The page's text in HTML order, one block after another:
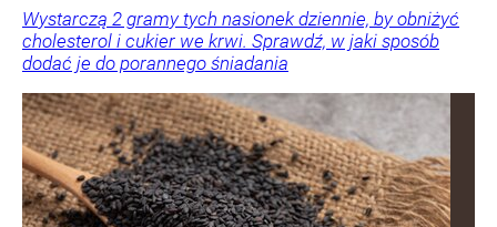
Wystarczą 2 gramy tych nasionek dziennie, by obniżyć
cholesterol i cukier we krwi. Sprawdź, w jaki sposób
dodać je do porannego śniadania